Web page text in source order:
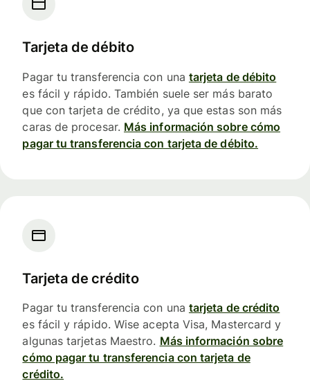
Tarjeta de débito
Pagar tu transferencia con una tarjeta de débito
es fácil y rápido. También suele ser más barato
que con tarjeta de crédito, ya que estas son más
caras de procesar. Más información sobre cómo
pagar tu transferencia con tarjeta de débito.
Tarjeta de crédito
Pagar tu transferencia con una tarjeta de crédito
es fácil y rápido. Wise acepta Visa, Mastercard y
algunas tarjetas Maestro. Más información sobre
cómo pagar tu transferencia con tarjeta de
crédito.